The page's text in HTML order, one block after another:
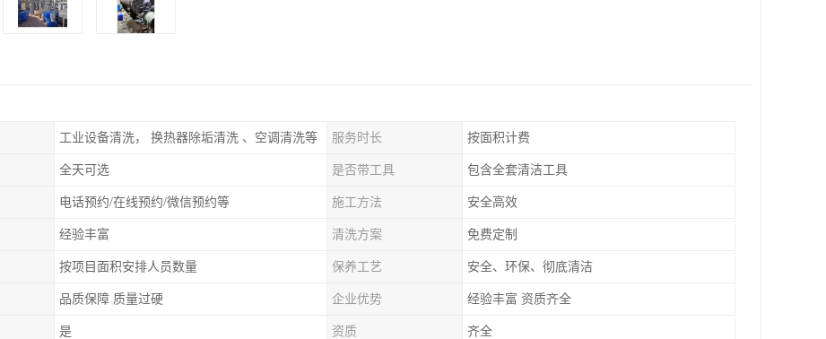
工业设备清洗， 换热器除垢清洗 、空调清洗等 服务时长 按面积计费
全天可选 是否带工具 包含全套清洁工具
电话预约/在线预约/微信预约等 施工方法 安全高效
经验丰富 清洗方案 免费定制
按项目面积安排人员数量 保养工艺 安全、环保、彻底清洁
品质保障 质量过硬 企业优势 经验丰富 资质齐全
是 资质 齐全